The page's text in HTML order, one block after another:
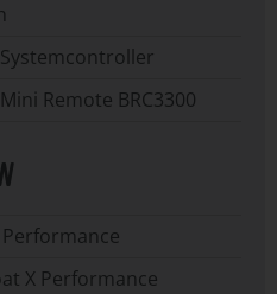
Remote BRC3300
Performance
X Performance